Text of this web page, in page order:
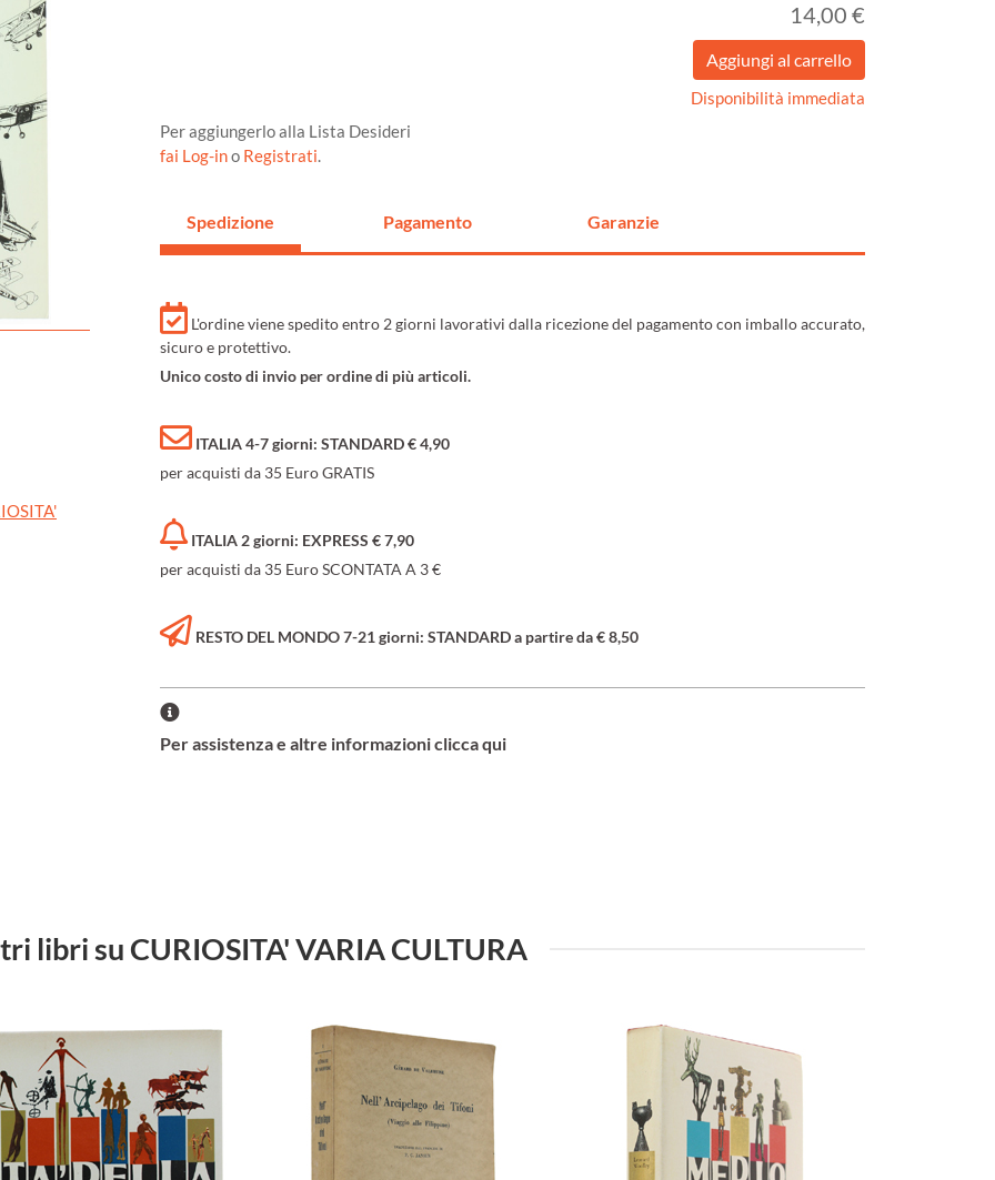
14,00 €
Disponibilità immediata
Per aggiungerlo alla Lista Desideri
fai Log-ino Registrati.
Spedizione Pagamento Garanzie
L'ordine viene spedito entro 2 giorni lavorativi dalla ricezione del pagamento con imballo accurato,
sicuro e protettivo.
Unico costo di invio per ordine di più articoli.
ITALIA 4-7 giorni: STANDARD € 4,90
per acquisti da 35 Euro GRATIS
ITALIA 2 giorni: EXPRESS € 7,90
per acquisti da 35 Euro SCONTATA A 3 €
RESTO DEL MONDO 7-21 giorni: STANDARD a partire da € 8,50
Per assistenza e altre informazioni clicca qui
libri su CURIOSITA' VARIA CULTURA